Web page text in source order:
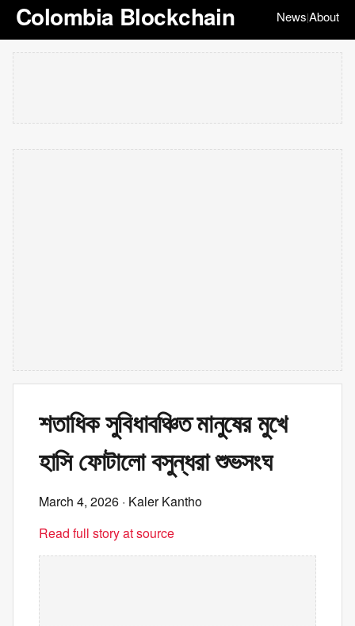
Colombia Blockchain News|About
শতাধিক সুবিধাবঞ্চিত মানুষের মুখে
হাসি ফোটালো বসুন্ধরা শুভসংঘ
March 4, 2026 · Kaler Kantho
Read full story at source